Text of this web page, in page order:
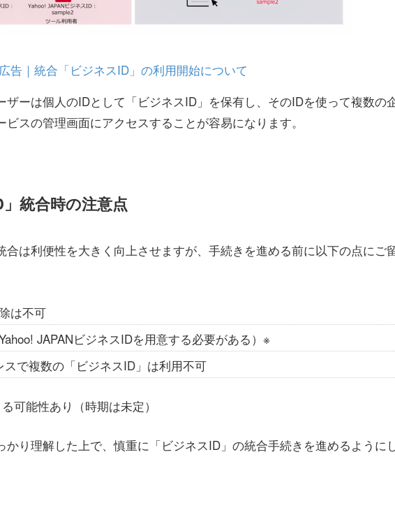
告｜統合「ビジネスID」の利用開始について
ザーは個人のIDとして「ビジネスID」を保有し、そのIDを使って複数の
ビスの管理画面にアクセスすることが容易になります。
」統合時の注意点
合は利便性を大きく向上させますが、手続きを進める前に以下の点にご
は不可
JAPANビジネスIDを用意する必要がある）※
スで複数の「ビジネスID」は利用不可
可能性あり（時期は未定）
かり理解した上で、慎重に「ビジネスID」の統合手続きを進めるように